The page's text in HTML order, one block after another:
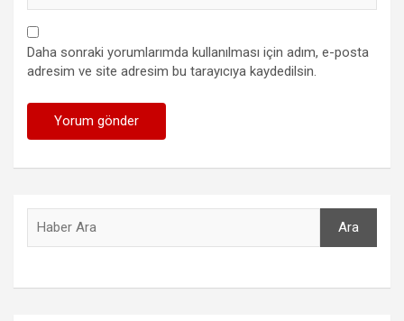
Daha sonraki yorumlarımda kullanılması için adım, e-posta
adresim ve site adresim bu tarayıcıya kaydedilsin.
Ara